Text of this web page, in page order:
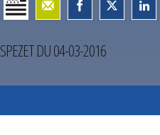
SPEZET DU 04-03-2016